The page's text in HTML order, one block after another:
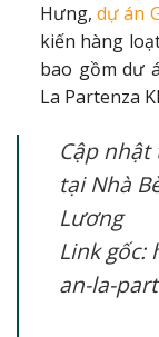
Hưng,dự án
kiến hàng
bao gồm dư
La Partenza
Cập
tại Nhà
Lương
Link
an-la-